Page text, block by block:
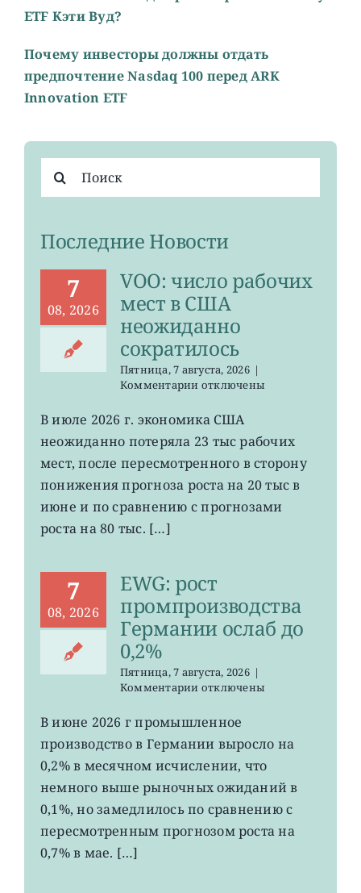
ETF Кэти Вуд?
Почему инвесторы должны отдать
предпочтение Nasdaq 100 перед ARK
Innovation ETF
поиска:
Последние Новости
7
08, 2026
VOO: число рабочих
мест в США
неожиданно
сократилось
Пятница, 7 августа, 2026 |
Комментариик
VOO:
рабочих
мест
США
неожиданно
отключены
В июле 2026 г. экономика США
неожиданно потеряла 23 тыс рабочих
мест, после пересмотренного в сторону
понижения прогноза роста на 20 тыс в
июне и по сравнению с прогнозами
роста на 80 тыс. […]
7
08, 2026
EWG: рост
промпроизводства
Германии ослаб до
0,2%
Пятница, 7 августа, 2026 |
Комментариик
EWG:
рост
промпроизводства
Германии
до
0,2%
отключены
В июне 2026 г промышленное
производство в Германии выросло на
0,2% в месячном исчислении, что
немного выше рыночных ожиданий в
0,1%, но замедлилось по сравнению с
пересмотренным прогнозом роста на
0,7% в мае. […]